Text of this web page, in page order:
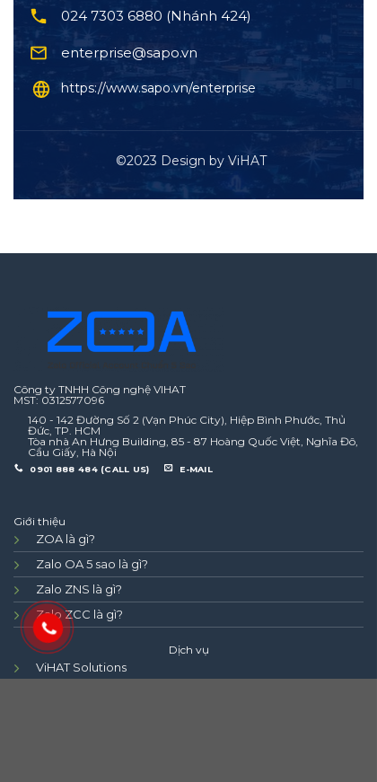
©2023 Design by ViHAT
024 7303 6880 (Nhánh 424)
enterprise@sapo.vn
https://www.sapo.vn/enterprise
Công ty TNHH Công nghệ VIHAT
MST: 0312577096
140 - 142 Đường Số 2 (Vạn Phúc City), Hiệp Bình Phước, Thủ
Đức, TP. HCM
Tòa nhà An Hưng Building, 85 - 87 Hoàng Quốc Việt, Nghĩa Đô,
Cầu Giấy, Hà Nội
0901 888 484 (CALL US) E-MAIL
Giới thiệu
ZOA là gì?
Zalo OA 5 sao là gì?
Zalo ZNS là gì?
Zalo ZCC là gì?
Dịch vụ
ViHAT Solutions